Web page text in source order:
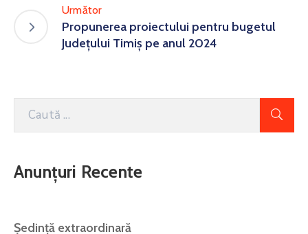
Următor
Propunerea proiectului pentru bugetul
Județului Timiș pe anul 2024
Anunțuri Recente
Ședință extraordinară